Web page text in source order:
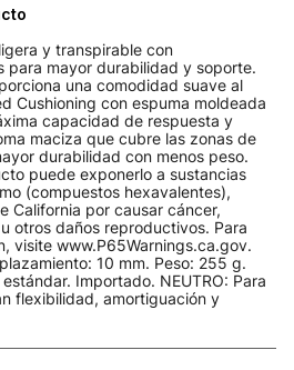
y transpirable con
para mayor durabilidad y soporte.
una comodidad suave al
Cushioning con espuma moldeada
capacidad de respuesta y
maciza que cubre las zonas de
durabilidad con menos peso.
puede exponerlo a sustancias
(compuestos hexavalentes),
California por causar cáncer,
otros daños reproductivos. Para
visite www.P65Warnings.ca.gov.
10 mm. Peso: 255 g.
Importado. NEUTRO: Para
flexibilidad, amortiguación y